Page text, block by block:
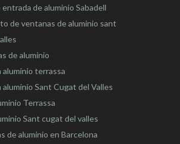
de aluminio Sabadell
de ventanas de aluminio sant
de aluminio
terrassa
Sant Cugat del Valles
Terrassa
Sant cugat del valles
de aluminio en Barcelona